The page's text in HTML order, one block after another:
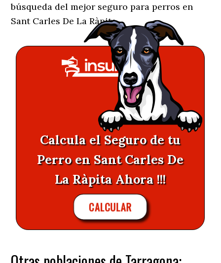
búsqueda del mejor seguro para perros en
Sant Carles De La Ràpita.
Calcula el Seguro de tu
Perro en Sant Carles De
La Ràpita Ahora !!!
CALCULAR